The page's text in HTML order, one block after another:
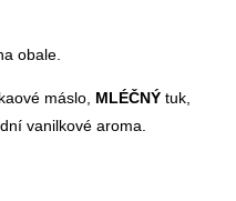
obale.
máslo, MLÉČNÝ tuk,
vanilkové aroma.